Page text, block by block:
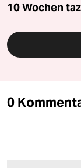
10 Wochen
0